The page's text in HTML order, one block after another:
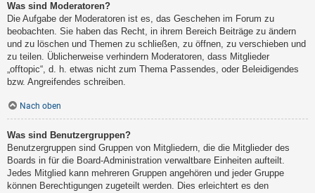
Was sind Moderatoren?
Die Aufgabe der Moderatoren ist es, das Geschehen im Forum zu
beobachten. Sie haben das Recht, in ihrem Bereich Beiträge zu ändern
und zu löschen und Themen zu schließen, zu öffnen, zu verschieben und
zu teilen. Üblicherweise verhindern Moderatoren, dass Mitglieder
„offtopic“, d. h. etwas nicht zum Thema Passendes, oder Beleidigendes
bzw. Angreifendes schreiben.
Nach oben
Was sind Benutzergruppen?
Benutzergruppen sind Gruppen von Mitgliedern, die die Mitglieder des
Boards in für die Board-Administration verwaltbare Einheiten aufteilt.
Jedes Mitglied kann mehreren Gruppen angehören und jeder Gruppe
können Berechtigungen zugeteilt werden. Dies erleichtert es den